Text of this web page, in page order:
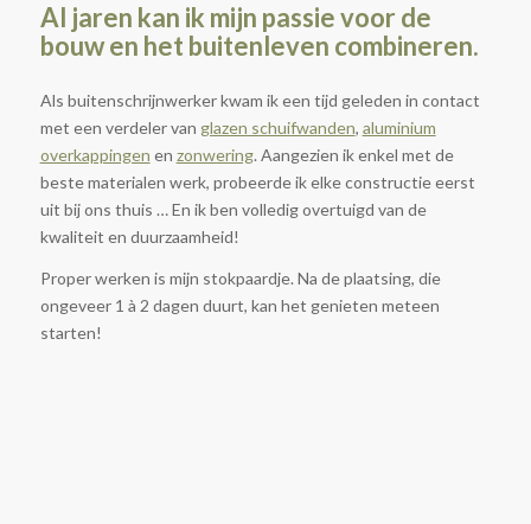
Al jaren kan ik mijn passie voor de
bouw en het buitenleven combineren.
Als buitenschrijnwerker kwam ik een tijd geleden in contact
met een verdeler van glazen schuifwanden, aluminium
overkappingen en zonwering. Aangezien ik enkel met de
beste materialen werk, probeerde ik elke constructie eerst
uit bij ons thuis … En ik ben volledig overtuigd van de
kwaliteit en duurzaamheid!
Proper werken is mijn stokpaardje. Na de plaatsing, die
ongeveer 1 à 2 dagen duurt, kan het genieten meteen
starten!